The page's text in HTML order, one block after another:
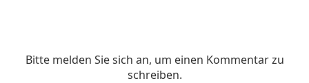
Bitte melden Sie sich an, um einen Kommentar zu
schreiben.